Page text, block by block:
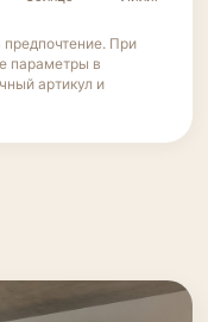
При
параметры в
артикул и